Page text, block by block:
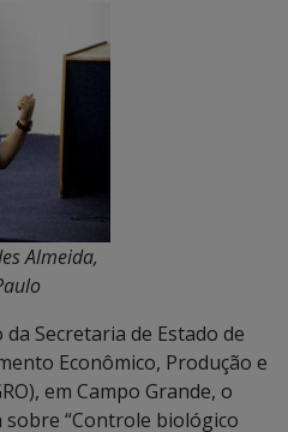
Almeida,
Secretaria de Estado de
Econômico, Produção e
em Campo Grande, o
“Controle biológico